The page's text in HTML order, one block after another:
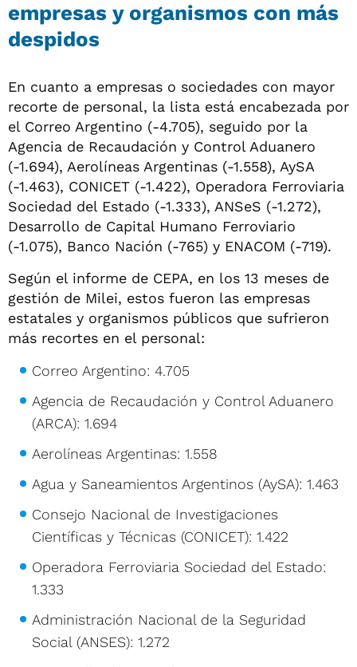
empresas y organismos con más
despidos
En cuanto a empresas o sociedades con mayor
recorte de personal, la lista está encabezada por
el Correo Argentino (-4.705), seguido por la
Agencia de Recaudación y Control Aduanero
(-1.694), Aerolíneas Argentinas (-1.558), AySA
(-1.463), CONICET (-1.422), Operadora Ferroviaria
Sociedad del Estado (-1.333), ANSeS (-1.272),
Desarrollo de Capital Humano Ferroviario
(-1.075), Banco Nación (-765) y ENACOM (-719).
Según el informe de CEPA, en los 13 meses de
gestión de Milei, estos fueron las empresas
estatales y organismos públicos que sufrieron
más recortes en el personal:
Correo Argentino: 4.705
Agencia de Recaudación y Control Aduanero
(ARCA): 1.694
Aerolíneas Argentinas: 1.558
Agua y Saneamientos Argentinos (AySA): 1.463
Consejo Nacional de Investigaciones
Científicas y Técnicas (CONICET): 1.422
Operadora Ferroviaria Sociedad del Estado:
1.333
Administración Nacional de la Seguridad
Social (ANSES): 1.272